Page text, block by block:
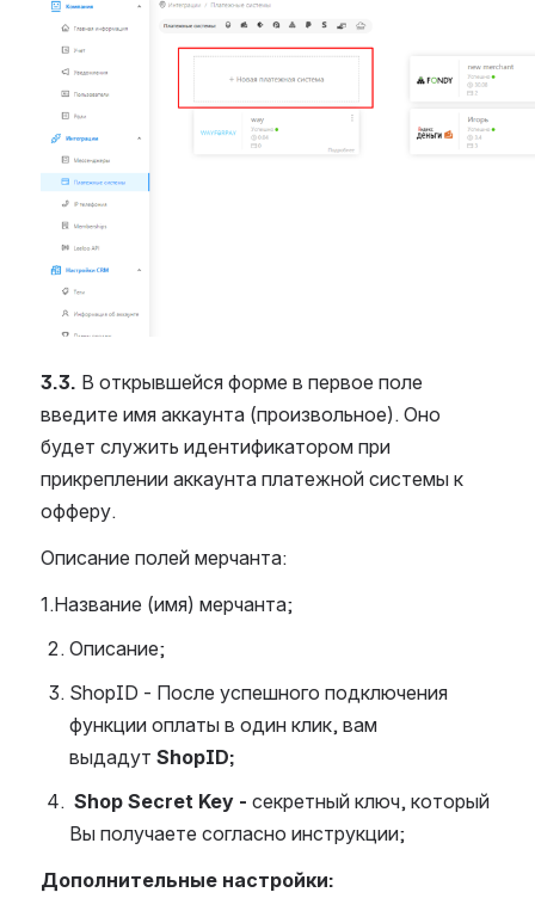
Open
3.3. В открывшейся форме в первое поле
введите имя аккаунта (произвольное). Оно
будет служить идентификатором при
прикреплении аккаунта платежной системы к
офферу.
Описание полей мерчанта:
1.Название (имя) мерчанта;
Описание;
ShopID - После успешного подключения
функции оплаты в один клик, вам
выдадут ShopID;
Shop Secret Key - секретный ключ, который
Вы получаете согласно инструкции;
Дополнительные настройки: